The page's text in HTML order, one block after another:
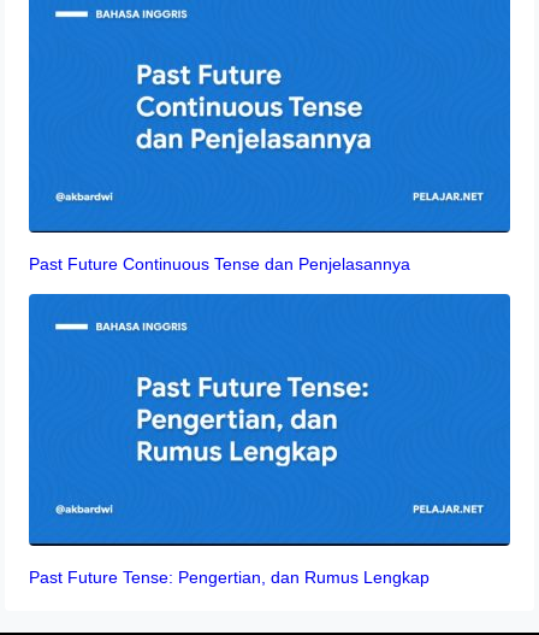
Past Future Continuous Tense dan Penjelasannya
Past Future Tense: Pengertian, dan Rumus Lengkap